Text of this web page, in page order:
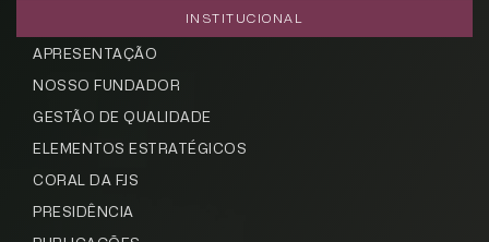
INSTITUCIONAL
APRESENTAÇÃO
NOSSO FUNDADOR
GESTÃO DE QUALIDADE
ELEMENTOS ESTRATÉGICOS
CORAL DA FJS
PRESIDÊNCIA